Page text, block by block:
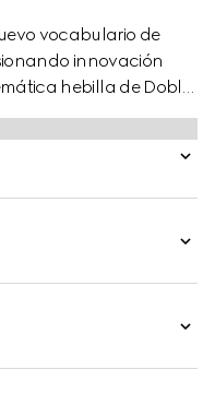
vocabulario de
innovación
hebilla de Doble
este cinturón de lona
a cada look.